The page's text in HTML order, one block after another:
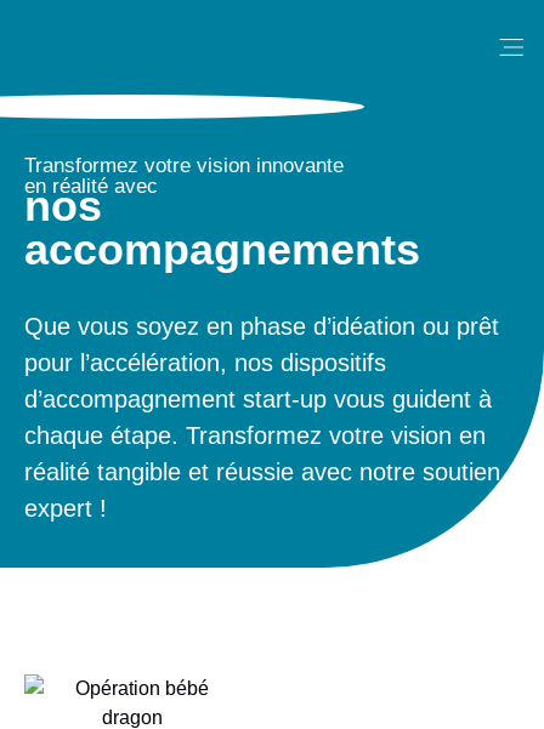
Transformez votre vision innovante
en réalité avec
nos
accompagnements
Que vous soyez en phase d’idéation ou prêt
pour l’accélération, nos dispositifs
d’accompagnement start-up vous guident à
chaque étape. Transformez votre vision en
réalité tangible et réussie avec notre soutien
expert !